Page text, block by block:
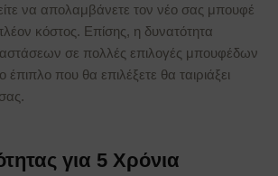
να απολαμβάνετε τον νέο σας μπουφέ
κόστος. Επίσης, η δυνατότητα
σε πολλές επιλογές μπουφέδων
έπιπλο που θα επιλέξετε θα ταιριάξει
για 5 Χρόνια